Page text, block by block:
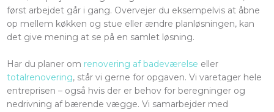
først arbejdet går i gang. Overvejer du eksempelvis at åbne
op mellem køkken og stue eller ændre planløsningen, kan
det give mening at se på en samlet løsning.
Har du planer om renovering af badeværelse eller
totalrenovering, står vi gerne for opgaven. Vi varetager hele
entreprisen – også hvis der er behov for beregninger og
nedrivning af bærende vægge. Vi samarbejder med